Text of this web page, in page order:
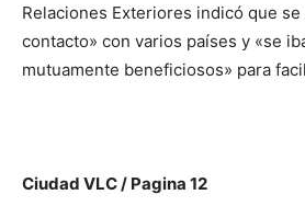
Relaciones Exteriores indicó que
contacto» con varios países y «se
mutuamente beneficiosos» para
Ciudad VLC / Pagina 12